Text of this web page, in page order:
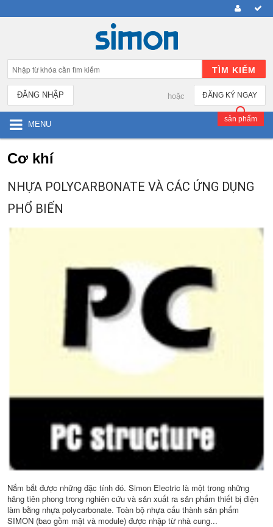
TÌM KIẾM
ĐĂNG KÝ NGAY
hoặc
ĐĂNG NHẬP
MENU
sản phẩm
Cơ khí
NHỰA POLYCARBONATE VÀ CÁC ỨNG DỤNG
PHỔ BIẾN
Nắm bắt được những đặc tính đó. Simon Electric là một trong những
hãng tiên phong trong nghiên cứu và sản xuất ra sản phẩm thiết bị điện
làm bằng nhựa polycarbonate. Toàn bộ nhựa cấu thành sản phẩm
SIMON (bao gồm mặt và module) được nhập từ nhà cung...